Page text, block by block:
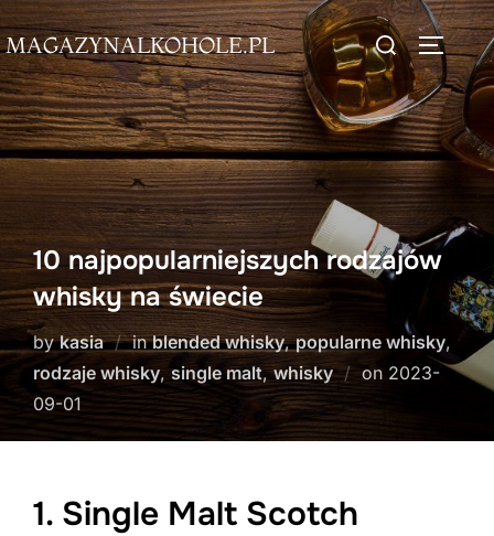
Skip
to
content
MAGAZYNALKOHOLE.PL
Search
for:
10 najpopularniejszych rodzajów
whisky na świecie
bykasia inblended whisky,popularne whisky,
rodzaje whisky, single malt,whisky on Posted
2023-
09-01
1. Single Malt Scotch